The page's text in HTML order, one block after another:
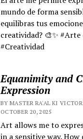
mundo de forma
equilibras tus
creatividad? 🎨✨
#Creatividad
Equanimity and
Expression
BY MASTER RA'AL KI
OCTOBER 20, 2025
Art allows me to
in a sensitive way. How